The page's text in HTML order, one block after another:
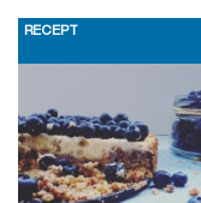
RECEPT